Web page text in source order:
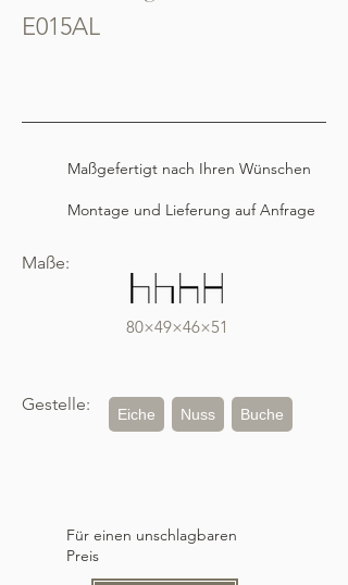
E015AL
Maßgefertigt nach Ihren Wünschen
Montage und Lieferung auf Anfrage
Maße:
80×49×46×51
Gestelle: Eiche Nuss Buche
Für einen unschlagbaren
Preis